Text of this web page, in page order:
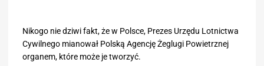
Nikogo nie dziwi fakt, że w Polsce, Prezes Urzędu Lotnictwa
Cywilnego mianował Polską Agencję Żeglugi Powietrznej
organem, które może je tworzyć.